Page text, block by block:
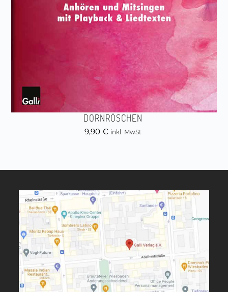
DORNRÖSCHEN
9,90 € inkl. MwSt